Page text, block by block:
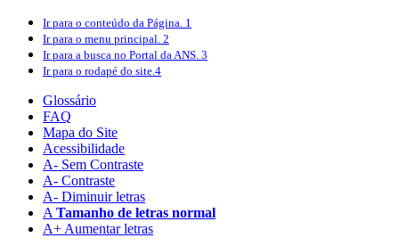
Ir para o conteúdo da Página. 1
Ir para o menu principal. 2
Ir para a busca no Portal da ANS. 3
Ir para o rodapé do site.4
Glossário
FAQ
Mapa do Site
Acessibilidade
A- Sem Contraste
A- Contraste
A- Diminuir letras
A Tamanho de letras normal
A+ Aumentar letras